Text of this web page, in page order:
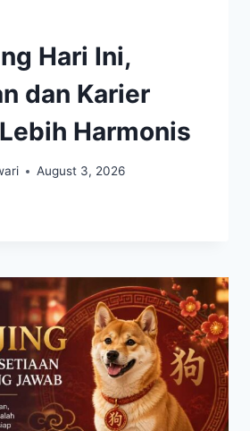
Hari Ini,
dan Karier
Harmonis
August 3, 2026